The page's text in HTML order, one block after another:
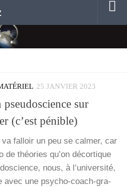
25 JANVIER 2023
sur
(c’est pénible)
va fal­loir un peu se cal­mer, car
de théo­ries qu’on décor­tique
nous, à l’u­ni­ver­si­té,
avec une psy­­cho-coach-gra­­